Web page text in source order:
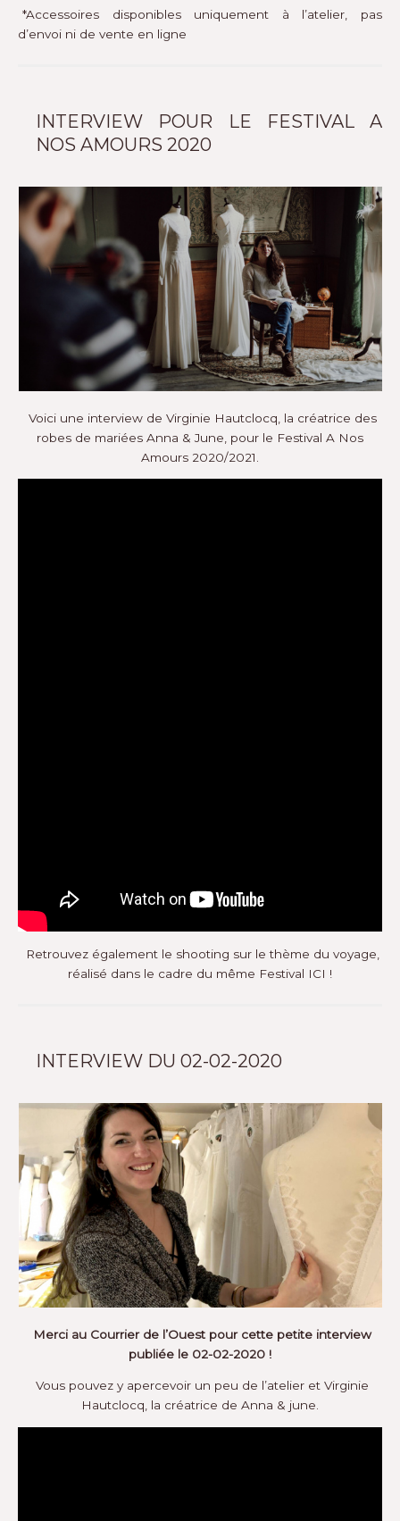
*Accessoires disponibles uniquement à l’atelier, pas
d’envoi ni de vente en ligne
INTERVIEW POUR LE FESTIVAL A
NOS AMOURS 2020
Voici une interview de Virginie Hautclocq, la créatrice des
robes de mariées Anna & June, pour le Festival A Nos
Amours 2020/2021.
Retrouvez également le shooting sur le thème du voyage,
réalisé dans le cadre du même Festival ICI !
INTERVIEW DU 02-02-2020
Merci au Courrier de l’Ouest pour cette petite interview
publiée le 02-02-2020 !
Vous pouvez y apercevoir un peu de l’atelier et Virginie
Hautclocq, la créatrice de Anna & june.